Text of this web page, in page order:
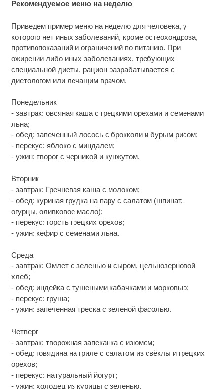
Рекомендуемое меню на неделю
Приведем пример меню на неделю для человека, у
которого нет иных заболеваний, кроме остеохондроза,
противопоказаний и ограничений по питанию. При
ожирении либо иных заболеваниях, требующих
специальной диеты, рацион разрабатывается с
диетологом или лечащим врачом.
Понедельник
- завтрак: овсяная каша с грецкими орехами и семенами
льна;
- обед: запеченный лосось с брокколи и бурым рисом;
- перекус: яблоко с миндалем;
- ужин: творог с черникой и кунжутом.
Вторник
- завтрак: Гречневая каша с молоком;
- обед: куриная грудка на пару с салатом (шпинат,
огурцы, оливковое масло);
- перекус: горсть грецких орехов;
- ужин: кефир с семенами льна.
Среда
- завтрак: Омлет с зеленью и сыром, цельнозерновой
хлеб;
- обед: индейка с тушеными кабачками и морковью;
- перекус: груша;
- ужин: запеченная треска с зеленой фасолью.
Четверг
- завтрак: творожная запеканка с изюмом;
- обед: говядина на гриле с салатом из свёклы и грецких
орехов;
- перекус: натуральный йогурт;
- ужин: холодец из курицы с зеленью.